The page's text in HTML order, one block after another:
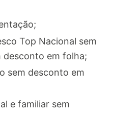
Top Nacional sem
desconto em folha;
sem desconto em
e familiar sem